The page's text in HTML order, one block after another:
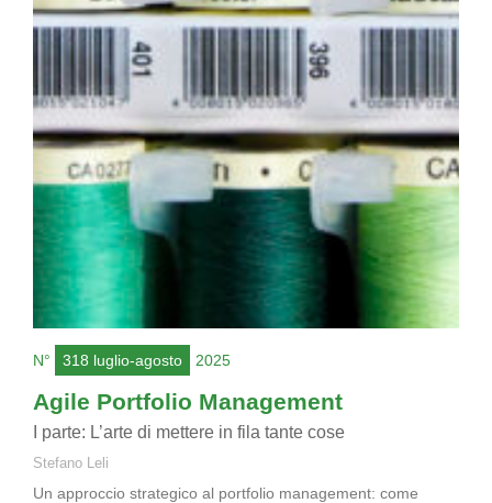
N° 318 luglio-agosto 2025
Agile Portfolio Management
I parte: L’arte di mettere in fila tante cose
Stefano Leli
Un approccio strategico al portfolio management: come